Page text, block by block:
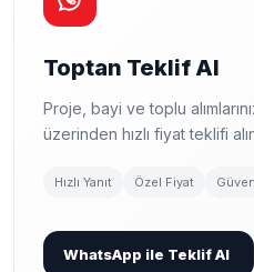
Toptan Teklif Al
Proje, bayi ve toplu
üzerinden hızlı fiyat teklifi
Hızlı Yanıt Özel Fiyat
WhatsApp ile Teklif Al